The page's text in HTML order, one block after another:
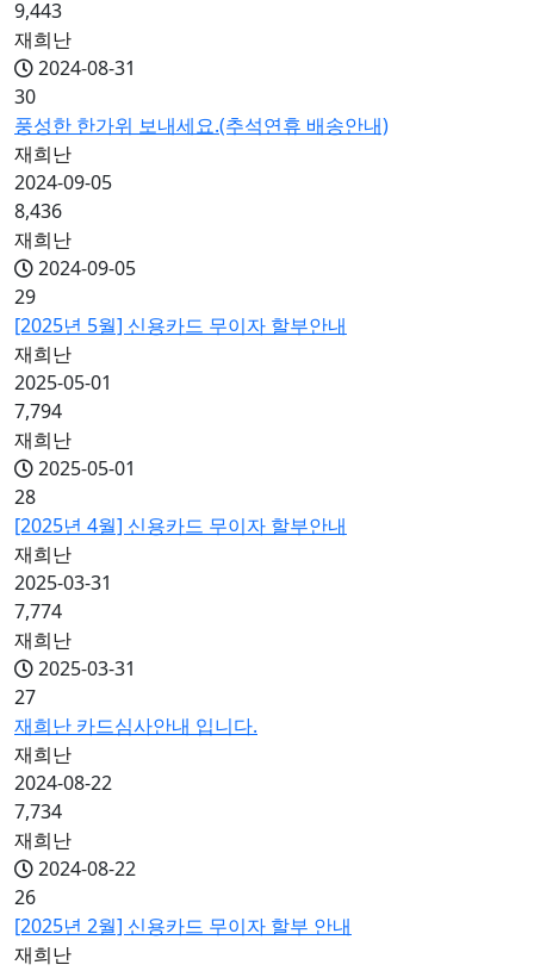
9,443
재희난
2024-08-31
30
풍성한 한가위 보내세요.(추석연휴 배송안내)
재희난
2024-09-05
8,436
재희난
2024-09-05
29
[2025년 5월] 신용카드 무이자 할부안내
재희난
2025-05-01
7,794
재희난
2025-05-01
28
[2025년 4월] 신용카드 무이자 할부안내
재희난
2025-03-31
7,774
재희난
2025-03-31
27
재희난 카드심사안내 입니다.
재희난
2024-08-22
7,734
재희난
2024-08-22
26
[2025년 2월] 신용카드 무이자 할부 안내
재희난